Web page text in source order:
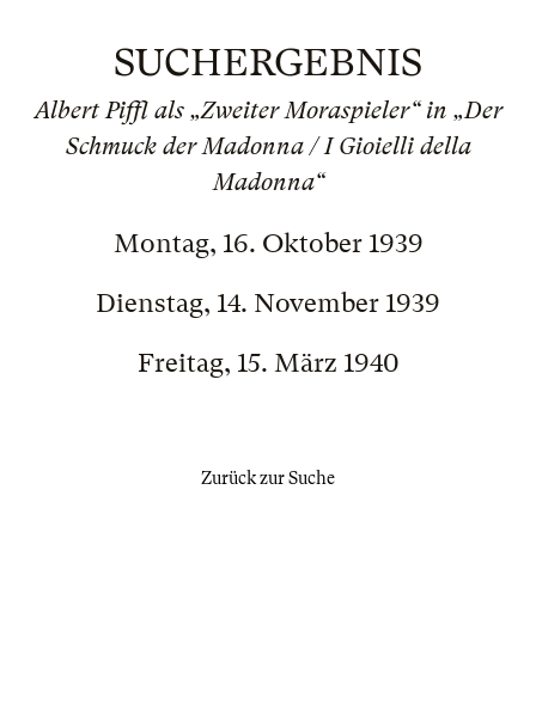
SUCHERGEBNIS
Albert Piffl als „Zweiter Moraspieler“ in „Der
Schmuck der Madonna / I Gioielli della
Madonna“
Montag, 16. Oktober 1939
Dienstag, 14. November 1939
Freitag, 15. März 1940
Zurück zur Suche